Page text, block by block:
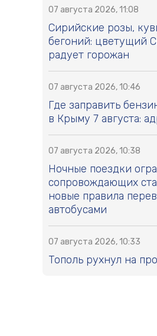
07 августа 2026, 11:08
Сирийские розы,
бегоний: цветущий
радует горожан
07 августа 2026, 10:46
Где заправить
в Крыму 7 августа:
07 августа 2026, 10:38
Ночные поездки
сопровождающих
новые правила
автобусами
07 августа 2026, 10:33
Тополь рухнул на